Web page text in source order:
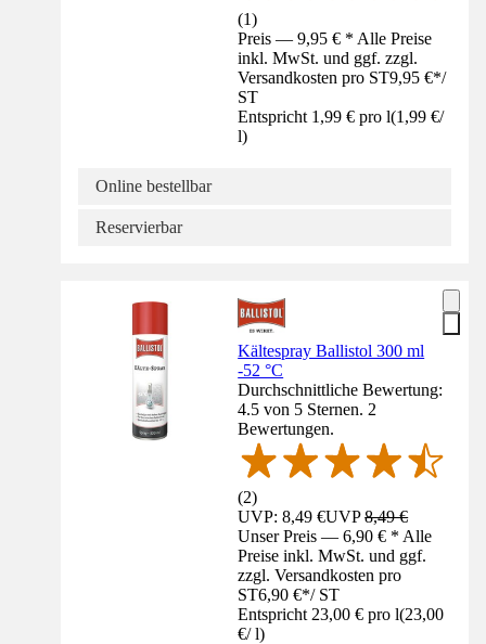
(1)
Preis — 9,95 € * Alle Preise
inkl. MwSt. und ggf. zzgl.
Versandkosten pro ST9,95 €*/
ST
Entspricht 1,99 € pro l(1,99 €/
l)
Online bestellbar
Reservierbar
Kältespray Ballistol 300 ml
-52 °C
Durchschnittliche Bewertung:
4.5 von 5 Sternen. 2
Bewertungen.
(2)
UVP: 8,49 €UVP8,49 €
Unser Preis — 6,90 € * Alle
Preise inkl. MwSt. und ggf.
zzgl. Versandkosten pro
ST6,90 €*/ ST
Entspricht 23,00 € pro l(23,00
€/ l)